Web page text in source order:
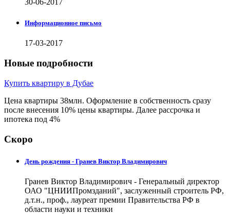
30-06-2017
Информационное письмо
17-03-2017
Новые подробности
Купить квартиру в Дубае
Цена квартиры 38млн. Оформление в собственность сразу
после внесения 10% цены квартиры. Далее рассрочка и
ипотека под 4%
Скоро
День рождения - Гранев Виктор Владимирович
Гранев Виктор Владимирович - Генеральный директор
ОАО "ЦНИИПромзданий", заслуженный строитель РФ,
д.т.н., проф., лауреат премии Правительства РФ в
области науки и техники